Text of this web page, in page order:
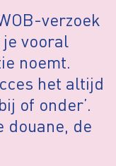
verzoek
vooral
noemt.
het altijd
of onder’.
douane, de